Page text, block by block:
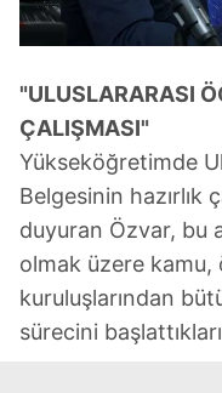
"ULUSLARARASI
ÇALIŞMASI"
Yükseköğretimde
Belgesinin hazırlık
duyuran Özvar, bu
olmak üzere
kuruluşlarından
sürecini